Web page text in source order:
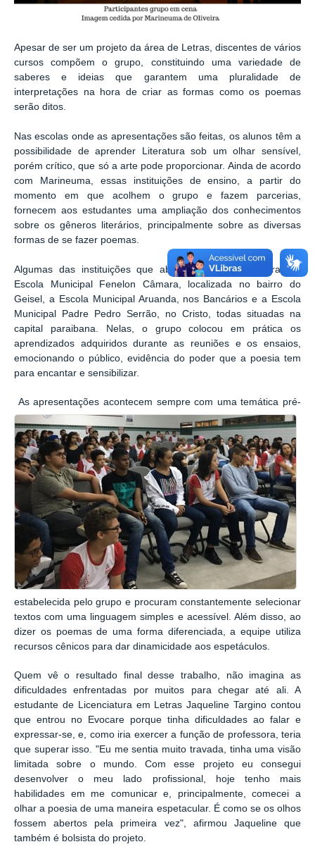
Apesar de ser um projeto da área de Letras, discentes de vários
cursos compõem o grupo, constituindo uma variedade de
saberes e ideias que garantem uma pluralidade de
interpretações na hora de criar as formas como os poemas
serão ditos.
Nas escolas onde as apresentações são feitas, os alunos têm a
possibilidade de aprender Literatura sob um olhar sensível,
porém crítico, que só a arte pode proporcionar. Ainda de acordo
com Marineuma, essas instituições de ensino, a partir do
momento em que acolhem o grupo e fazem parcerias,
fornecem aos estudantes uma ampliação dos conhecimentos
sobre os gêneros literários, principalmente sobre as diversas
formas de se fazer poemas.
Algumas das instituições que abraçaram o projeto foram a
Escola Municipal Fenelon Câmara, localizada no bairro do
Geisel, a Escola Municipal Aruanda, nos Bancários e a Escola
Municipal Padre Pedro Serrão, no Cristo, todas situadas na
capital paraibana. Nelas, o grupo colocou em prática os
aprendizados adquiridos durante as reuniões e os ensaios,
emocionando o público, evidência do poder que a poesia tem
para encantar e sensibilizar.
As apresentações acontecem sempre com uma temática pré-
estabelecida pelo grupo e procuram constantemente selecionar
textos com uma linguagem simples e acessível. Além disso, ao
dizer os poemas de uma forma diferenciada, a equipe utiliza
recursos cênicos para dar dinamicidade aos espetáculos.
Quem vê o resultado final desse trabalho, não imagina as
dificuldades enfrentadas por muitos para chegar até ali. A
estudante de Licenciatura em Letras Jaqueline Targino contou
que entrou no Evocare porque tinha dificuldades ao falar e
expressar-se, e, como iria exercer a função de professora, teria
que superar isso. "Eu me sentia muito travada, tinha uma visão
limitada sobre o mundo. Com esse projeto eu consegui
desenvolver o meu lado profissional, hoje tenho mais
habilidades em me comunicar e, principalmente, comecei a
olhar a poesia de uma maneira espetacular. É como se os olhos
fossem abertos pela primeira vez", afirmou Jaqueline que
também é bolsista do projeto.